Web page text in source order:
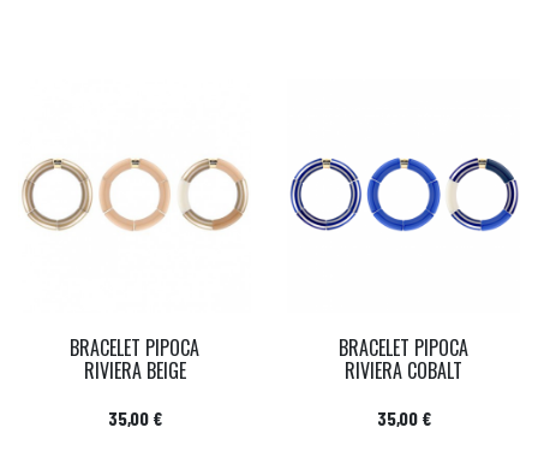
BRACELET PIPOCA
RIVIERA BEIGE
Prix
35,00 €
BRACELET PIPOCA
RIVIERA COBALT
Prix
35,00 €